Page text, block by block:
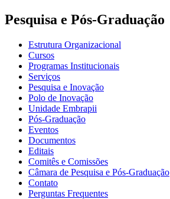
Pesquisa e Pós-Graduação
Estrutura Organizacional
Cursos
Programas Institucionais
Serviços
Pesquisa e Inovação
Polo de Inovação
Unidade Embrapii
Pós-Graduação
Eventos
Documentos
Editais
Comitês e Comissões
Câmara de Pesquisa e Pós-Graduação
Contato
Perguntas Frequentes